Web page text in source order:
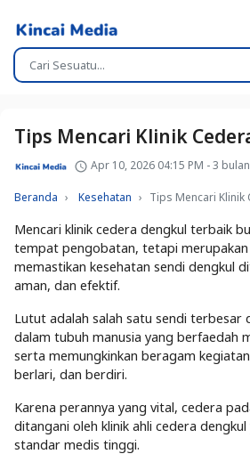
Tips Mencari Klinik
Apr 10, 2026 04:15 PM - 3
Beranda Kesehatan Tips Mencari Klinik
Mencari klinik cedera dengkul terbaik
tempat pengobatan, tetapi merupakan
memastikan kesehatan sendi dengkul
aman, dan efektif.
Lutut adalah salah satu sendi terbesar
dalam tubuh manusia yang berfaedah
serta memungkinkan beragam
berlari, dan berdiri.
Karena perannya yang vital, cedera
ditangani oleh klinik ahli cedera
standar medis tinggi.